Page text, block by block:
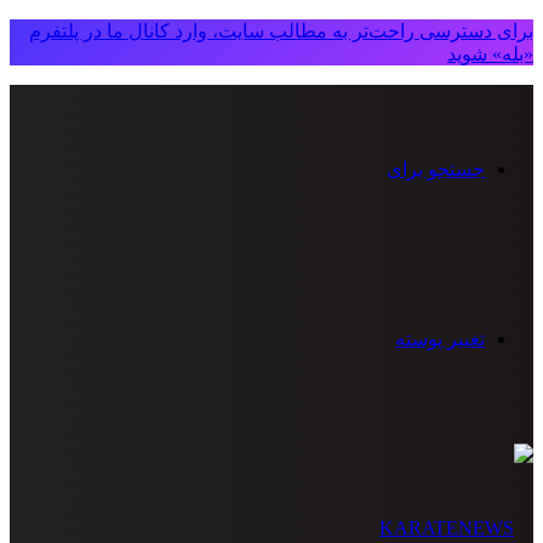
برای دسترسی راحت‌تر به مطالب سایت، وارد کانال ما در پلتفرم
«بله» شوید
جستجو برای
تغییر پوسته